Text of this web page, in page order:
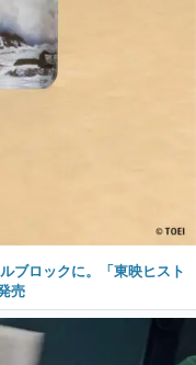
ブロックに。「東映ヒスト
売